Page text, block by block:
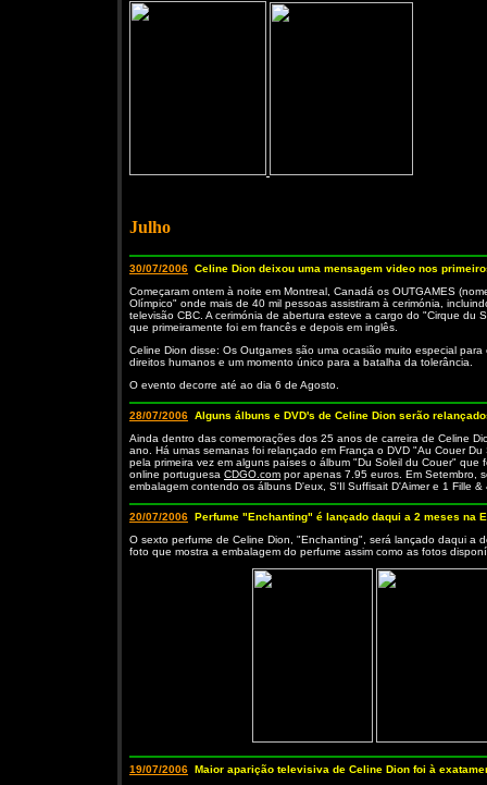
Julho
30/07/2006 Celine Dion deixou uma mensagem video nos
Começaram ontem à noite em Montreal, Canadá os OUTGAMES
Olímpico" onde mais de 40 mil pessoas assistiram à cerimónia,
televisão CBC. A cerimónia de abertura esteve a cargo do "Cirque du
que primeiramente foi em francês e depois em inglês.
Celine Dion disse: Os Outgames são uma ocasião muito especial
direitos humanos e um momento único para a batalha da tolerância.
O evento decorre até ao dia 6 de Agosto.
28/07/2006 Alguns álbuns e DVD's de Celine Dion serão
Ainda dentro das comemorações dos 25 anos de carreira de Celine
ano. Há umas semanas foi relançado em França o DVD "Au Couer
pela primeira vez em alguns países o álbum "Du Soleil du Couer"
online portuguesa CDGO.com por apenas 7.95 euros. Em Setembro,
embalagem contendo os álbuns D'eux, S'Il Suffisait D'Aimer e 1 Fille
20/07/2006 Perfume "Enchanting" é lançado daqui a 2 meses na
O sexto perfume de Celine Dion, "Enchanting", será lançado daqui a
foto que mostra a embalagem do perfume assim como as fotos
19/07/2006 Maior aparição televisiva de Celine Dion foi à